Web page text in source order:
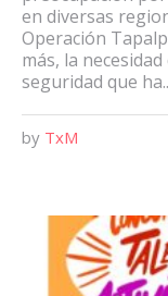
en diversas
Operación
más, la
seguridad que
by TxM